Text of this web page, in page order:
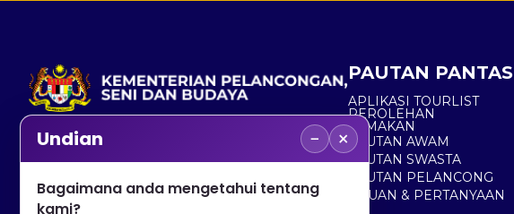
No. 2, Menara 1, Jalan P5/6, Presint 5,
+603 8000 8000
PAUTAN PANTAS
APLIKASI TOURLIST
PEROLEHAN
SEMAKAN
PAUTAN AWAM
PAUTAN SWASTA
PAUTAN PELANCONG
ADUAN & PERTANYAAN
Undian − ×
Bagaimana anda mengetahui tentang
kami?